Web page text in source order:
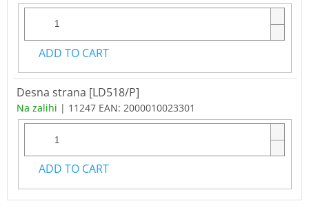
ADD TO CART
Desna strana [LD518/P]
Na zalihi | 11247 EAN: 2000010023301
ADD TO CART